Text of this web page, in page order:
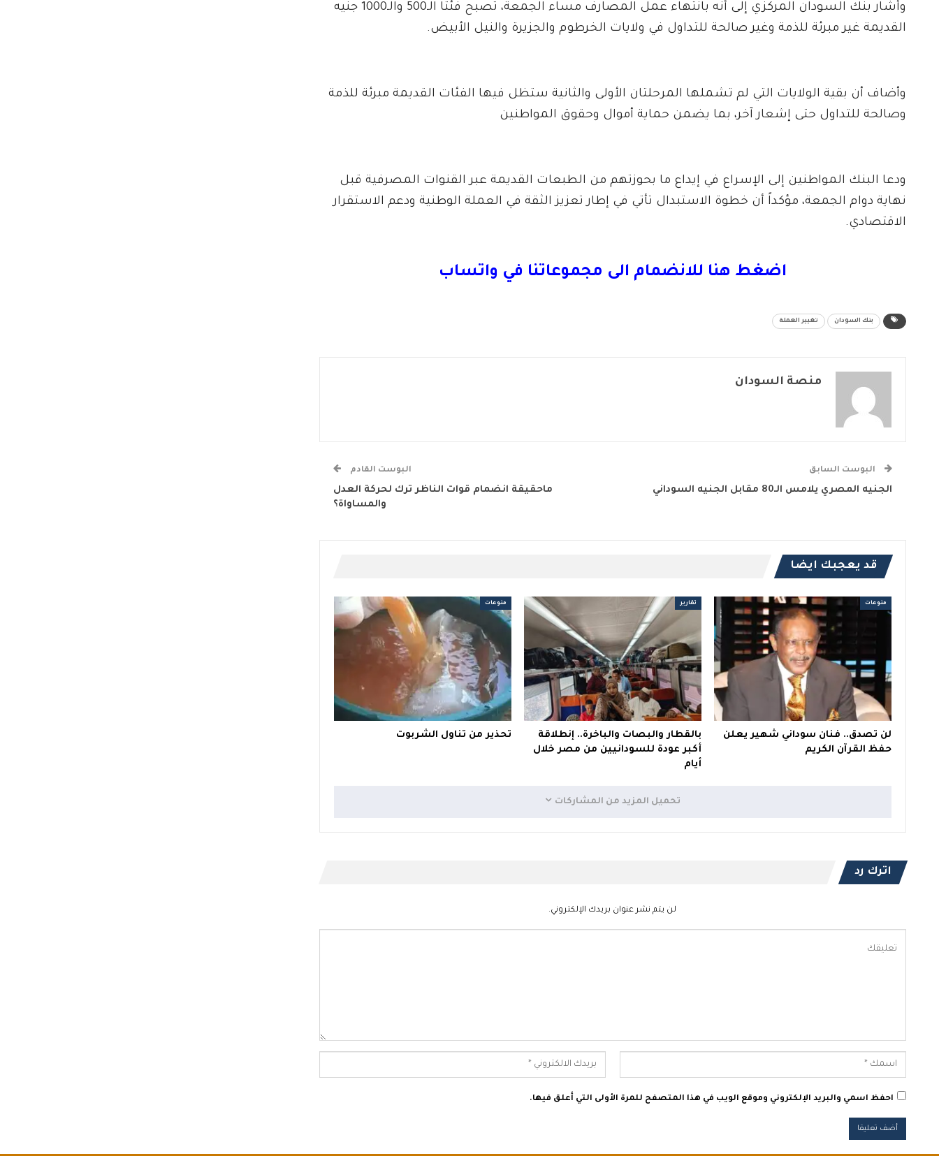
وأشار بنك السودان المركزي إلى أنه بانتهاء عمل المصارف مساء الجمعة، تصبح فئتا الـ500 والـ1000 جنيه
القديمة غير مبرئة للذمة وغير صالحة للتداول في ولايات الخرطوم والجزيرة والنيل الأبيض.
وأضاف أن بقية الولايات التي لم تشملها المرحلتان الأولى والثانية ستظل فيها الفئات القديمة مبرئة للذمة
وصالحة للتداول حتى إشعار آخر، بما يضمن حماية أموال وحقوق المواطنين
ودعا البنك المواطنين إلى الإسراع في إيداع ما بحوزتهم من الطبعات القديمة عبر القنوات المصرفية قبل
نهاية دوام الجمعة، مؤكداً أن خطوة الاستبدال تأتي في إطار تعزيز الثقة في العملة الوطنية ودعم الاستقرار
الاقتصادي.
اضغط هنا للانضمام الى مجموعاتنا في واتساب
بنك السودان تغيير العملة
منصة السودان
البوست السابق
الجنيه المصري يلامس الـ80 مقابل الجنيه السوداني
البوست القادم
ماحقيقة انضمام قوات الناظر ترك لحركة العدل
والمساواة؟
قد يعجبك ايضا
منوعات
لن تصدق.. فنان سوداني شهير يعلن
حفظ القرآن الكريم
تقارير
بالقطار والبصات والباخرة.. إنطلاقة
أكبر عودة للسودانيين من مصر خلال
أيام
منوعات
تحذير من تناول الشربوت
تحميل المزيد من المشاركات
اترك رد
لن يتم نشر عنوان بريدك الإلكتروني.
احفظ اسمي والبريد الإلكتروني وموقع الويب في هذا المتصفح للمرة الأولى التي أعلق فيها.